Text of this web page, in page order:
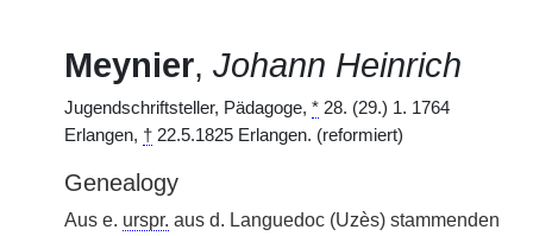
Meynier, Johann Heinrich
Jugendschriftsteller, Pädagoge, * 28. (29.) 1. 1764
Erlangen, † 22.5.1825 Erlangen. (reformiert)
Genealogy
Aus e. urspr. aus d. Languedoc (Uzès) stammenden